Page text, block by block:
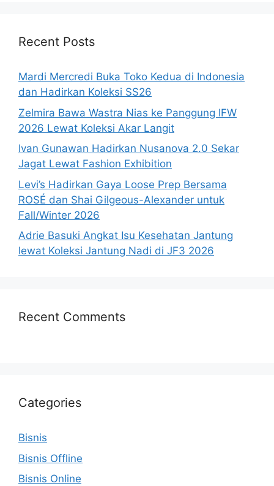
Recent Posts
Mardi Mercredi Buka Toko Kedua di Indonesia
dan Hadirkan Koleksi SS26
Zelmira Bawa Wastra Nias ke Panggung IFW
2026 Lewat Koleksi Akar Langit
Ivan Gunawan Hadirkan Nusanova 2.0 Sekar
Jagat Lewat Fashion Exhibition
Levi’s Hadirkan Gaya Loose Prep Bersama
ROSÉ dan Shai Gilgeous-Alexander untuk
Fall/Winter 2026
Adrie Basuki Angkat Isu Kesehatan Jantung
lewat Koleksi Jantung Nadi di JF3 2026
Recent Comments
Categories
Bisnis
Bisnis Offline
Bisnis Online